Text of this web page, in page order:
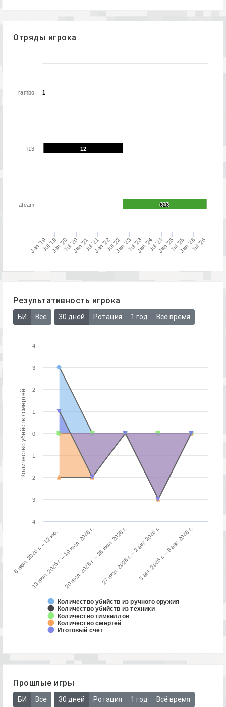
Отряды игрока
1
1
12
12
628
628
Jan '19Jul '19Jan '20Jul '20Jan '21Jul '21Jan '22Jul '22Jan '23Jul '23Jan '24Jul '24Jan '25Jul '25Jan '26Jul '26
rambo
l13
ateam
Результативность игрока
БИ Все 30 дней Ротация 1 год Всё время
Количество убийств / смертей
Количество убийств из ручного оружия
Количество убийств из техники
Количество тимкиллов
Количество смертей
Итоговый счёт
6 июл. 2026 г. – 12 ию…
13 июл. 2026 г. – 19 июл. 2026 г.20 июл. 2026 г. – 26 июл. 2026 г.27 июл. 2026 г. – 2 авг. 2026 г.3 авг. 2026 г. – 9 авг. 2026 г.
-4
-3
-2
-1
0
1
2
3
4
Прошлые игры
БИ Все 30 дней Ротация 1 год Всё время